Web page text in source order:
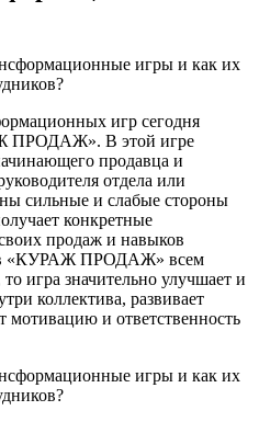
игр сегодня
ПРОДАЖ». В этой игре
продавца и
отдела или
сильные и слабые стороны
конкретные
продаж и навыков
в «КУРАЖ ПРОДАЖ» всем
игра значительно улучшает и
коллектива, развивает
мотивацию и ответственность